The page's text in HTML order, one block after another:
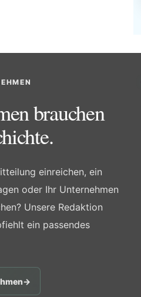
brauchen
einreichen, ein
oder Ihr Unternehmen
Unsere Redaktion
ein passendes
→